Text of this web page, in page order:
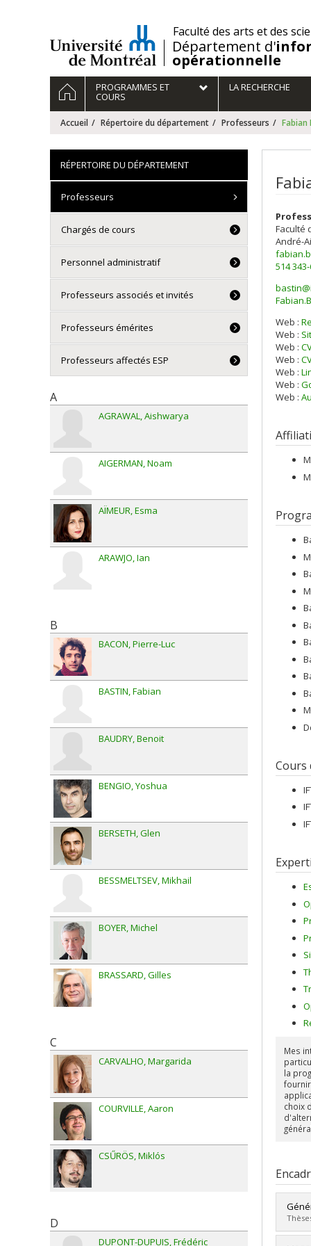
/Faculté des arts et des
Département d'
opérationnelle
Navigation
principale
ACCUEILPROGRAMMES ET
COURS
LA RECHERCHE
Accueil Répertoire du département Professeurs Fabian
Faculté
André-
514
Web :
Web :
Web :
Web :
Web :
Web :
Web :
Cours
Mes
la
choix
RÉPERTOIRE DU DÉPARTEMENT
Professeurs
Chargés de cours
Personnel administratif
Professeurs associés et invités
Professeurs émérites
Professeurs affectés ESP
A
AGRAWAL Aishwarya
AIGERMAN Noam
AÏMEUR Esma
ARAWJO Ian
B
BACON Pierre-Luc
BASTIN Fabian
BAUDRY Benoit
BENGIO Yoshua
BERSETH Glen
BESSMELTSEV Mikhail
BOYER Michel
BRASSARD Gilles
C
CARVALHO Margarida
COURVILLE Aaron
CSŰRÖS Miklós
D
DUPONT-DUPUIS Frédéric